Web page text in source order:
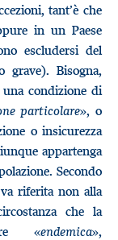
tant’è che
in un Paese
escludersi del
Bisogna,
condizione di
particolare», o
o insicurezza
appartenga
Secondo
riferita non alla
che la
«endemica»,